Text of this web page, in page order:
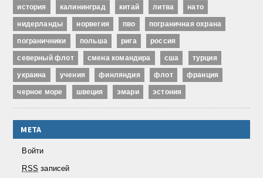
история калининград китай литва нато
нидерланды норвегия пво пограничная охрана
пограничники польша рига россия
северный флот смена командира сша турция
украина учения финляндия флот франция
черное море швеция эмари эстония
МЕТА
Войти
RSS записей